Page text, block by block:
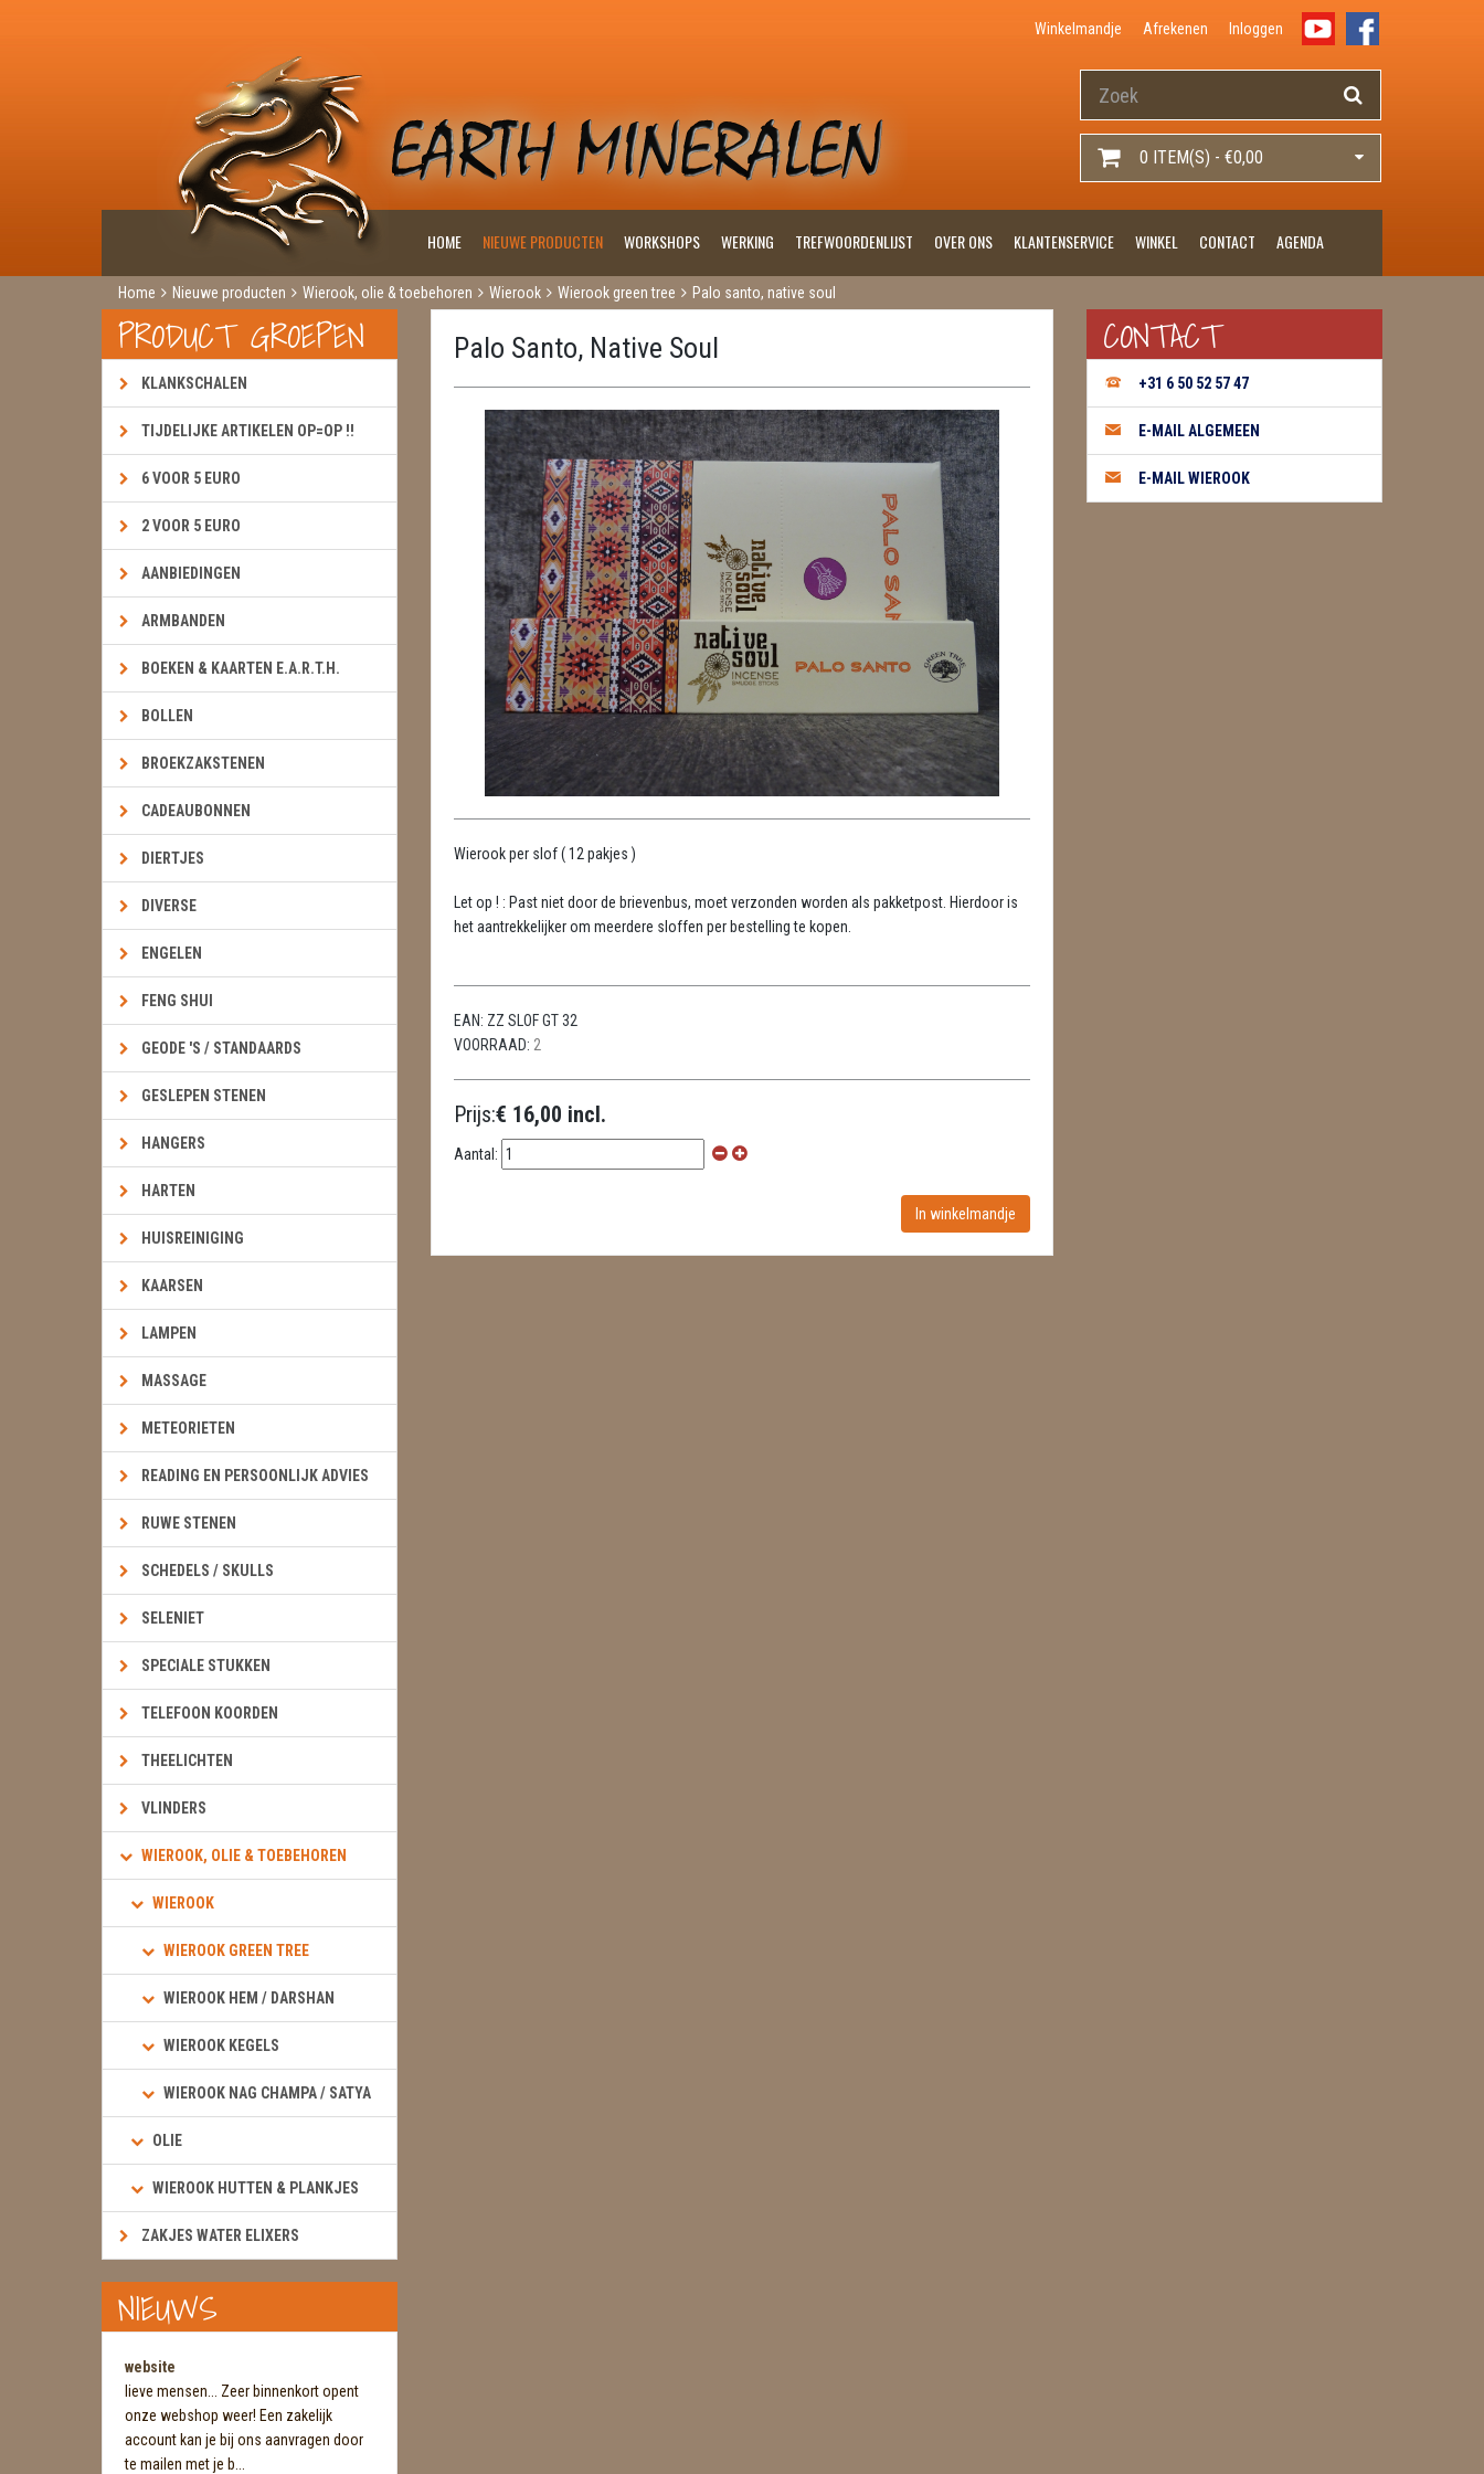
Winkelmandje Afrekenen Inloggen
0 ITEM(S) - €0,00
HOME NIEUWE PRODUCTEN WORKSHOPS WERKING TREFWOORDENLIJST OVER ONS KLANTENSERVICE WINKEL CONTACT AGENDA
Home Nieuwe producten Wierook, olie & toebehoren Wierook Wierook green tree Palo santo, native soul
PRODUCT GROEPEN
KLANKSCHALEN
TIJDELIJKE ARTIKELEN OP=OP !!
6 VOOR 5 EURO
2 VOOR 5 EURO
AANBIEDINGEN
ARMBANDEN
BOEKEN & KAARTEN E.A.R.T.H.
BOLLEN
BROEKZAKSTENEN
CADEAUBONNEN
DIERTJES
DIVERSE
ENGELEN
FENG SHUI
GEODE 'S / STANDAARDS
GESLEPEN STENEN
HANGERS
HARTEN
HUISREINIGING
KAARSEN
LAMPEN
MASSAGE
METEORIETEN
READING EN PERSOONLIJK ADVIES
RUWE STENEN
SCHEDELS / SKULLS
SELENIET
SPECIALE STUKKEN
TELEFOON KOORDEN
THEELICHTEN
VLINDERS
WIEROOK, OLIE & TOEBEHOREN
WIEROOK
WIEROOK GREEN TREE
WIEROOK HEM / DARSHAN
WIEROOK KEGELS
WIEROOK NAG CHAMPA / SATYA
OLIE
WIEROOK HUTTEN & PLANKJES
ZAKJES WATER ELIXERS
NIEUWS
website
lieve mensen... Zeer binnenkort opent
onze webshop weer! Een zakelijk
account kan je bij ons aanvragen door
te mailen met je b...
Palo Santo, Native Soul
Wierook per slof ( 12 pakjes )
Let op ! : Past niet door de brievenbus, moet verzonden worden als pakketpost. Hierdoor is
het aantrekkelijker om meerdere sloffen per bestelling te kopen.
EAN: ZZ SLOF GT 32
VOORRAAD: 2
Prijs:€ 16,00 incl.
Aantal:
CONTACT
+31 6 50 52 57 47
E-MAIL ALGEMEEN
E-MAIL WIEROOK